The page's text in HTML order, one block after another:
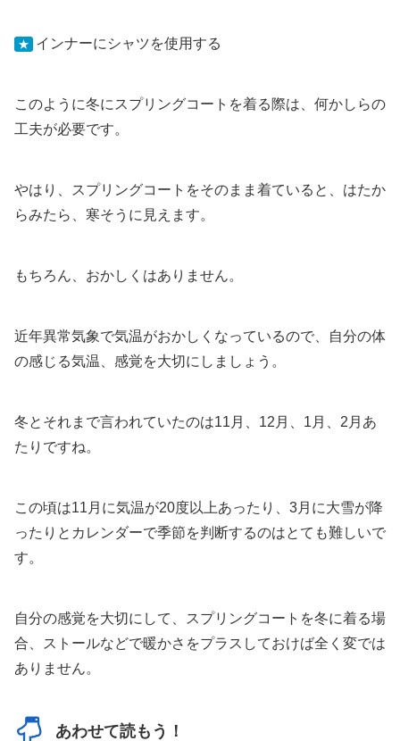
★ インナーにシャツを使用する
このように冬にスプリングコートを着る際は、何かしらの
工夫が必要です。
やはり、スプリングコートをそのまま着ていると、はたか
らみたら、寒そうに見えます。
もちろん、おかしくはありません。
近年異常気象で気温がおかしくなっているので、自分の体
の感じる気温、感覚を大切にしましょう。
冬とそれまで言われていたのは11月、12月、1月、2月あ
たりですね。
この頃は11月に気温が20度以上あったり、3月に大雪が降
ったりとカレンダーで季節を判断するのはとても難しいで
す。
自分の感覚を大切にして、スプリングコートを冬に着る場
合、ストールなどで暖かさをプラスしておけば全く変では
ありません。
あわせて読もう！